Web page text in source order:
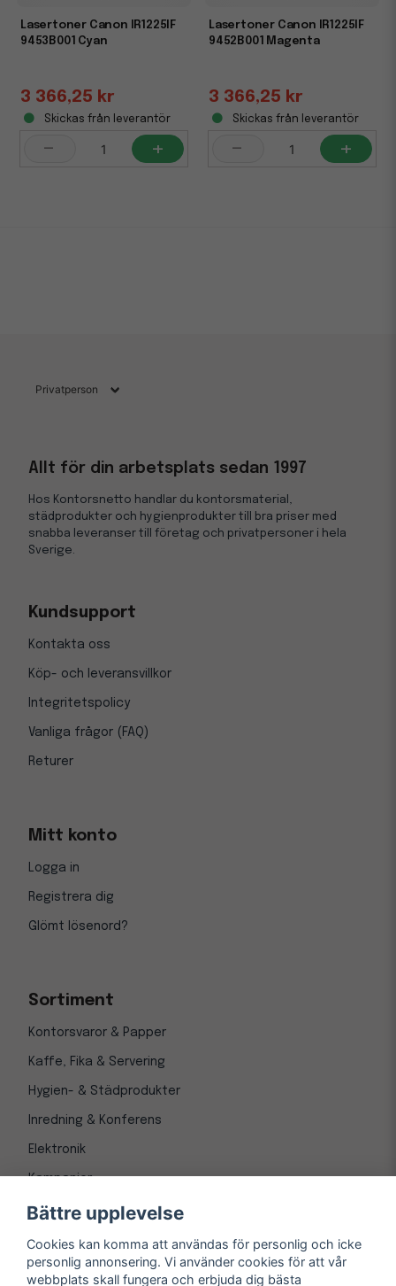
Lasertoner Canon IR1225IF
9453B001 Cyan
3 366,25 kr
Skickas från leverantör
- +
Lasertoner Canon IR1225IF
9452B001 Magenta
3 366,25 kr
Skickas från leverantör
- +
Allt för din arbetsplats sedan 1997
Hos Kontorsnetto handlar du kontorsmaterial,
städprodukter och hygienprodukter till bra priser med
snabba leveranser till företag och privatpersoner i hela
Sverige.
Kundsupport
Kontakta oss
Köp- och leveransvillkor
Integritetspolicy
Vanliga frågor (FAQ)
Returer
Mitt konto
Logga in
Registrera dig
Glömt lösenord?
Sortiment
Kontorsvaror & Papper
Kaffe, Fika & Servering
Hygien- & Städprodukter
Inredning & Konferens
Elektronik
Kampanjer
Bättre upplevelse
Cookies kan komma att användas för personlig och icke
personlig annonsering. Vi använder cookies för att vår
webbplats skall fungera och erbjuda dig bästa